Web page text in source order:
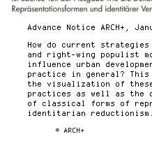
Advance Notice ARCH+,
How do current
and right-wing populist
influence urban
practice in general? This
the visualization of
practices as well as the
of classical forms of
identitarian reductionism.
© ARCH+